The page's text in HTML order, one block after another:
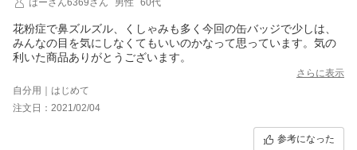
花粉症で鼻ズルズル、くしゃみも多く今回の缶バッジで少しは、
みんなの目を気にしなくてもいいのかなって思っています。気の
利いた商品ありがとうございます。
さらに表示
自分用｜はじめて
注文日：2021/02/04
参考になった